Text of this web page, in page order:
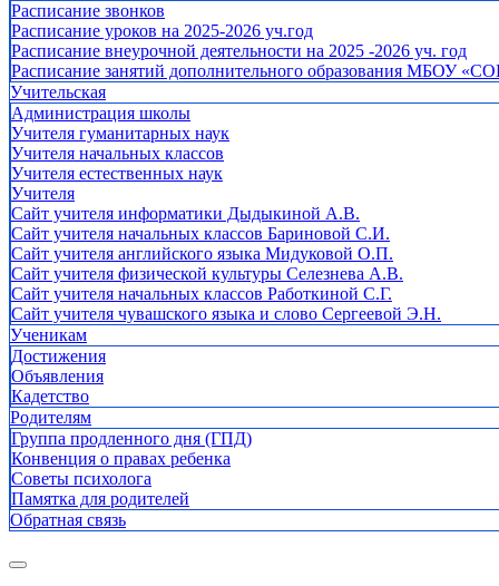
Расписание звонков
Расписание уроков на 2025-2026 уч.год
Расписание внеурочной деятельности на 2025 -2026 уч. год
Расписание занятий дополнительного образования МБОУ
Учительская
Администрация школы
Учителя гуманитарных наук
Учителя начальных классов
Учителя естественных наук
Учителя
Cайт учителя информатики Дыдыкиной А.В.
Сайт учителя начальных классов Бариновой С.И.
Сайт учителя английского языка Мидуковой О.П.
Сайт учителя физической культуры Селезнева А.В.
Сайт учителя начальных классов Работкиной С.Г.
Сайт учителя чувашского языка и слово Сергеевой Э.Н.
Ученикам
Достижения
Объявления
Кадетство
Родителям
Группа продленного дня (ГПД)
Конвенция о правах ребенка
Советы психолога
Памятка для родителей
Обратная связь